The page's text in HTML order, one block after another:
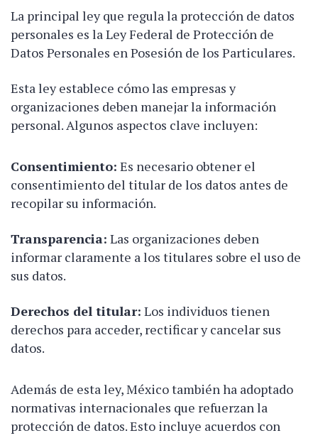
La principal ley que regula la protección de datos
personales es la Ley Federal de Protección de
Datos Personales en Posesión de los Particulares.
Esta ley establece cómo las empresas y
organizaciones deben manejar la información
personal. Algunos aspectos clave incluyen:
Consentimiento: Es necesario obtener el
consentimiento del titular de los datos antes de
recopilar su información.
Transparencia: Las organizaciones deben
informar claramente a los titulares sobre el uso de
sus datos.
Derechos del titular: Los individuos tienen
derechos para acceder, rectificar y cancelar sus
datos.
Además de esta ley, México también ha adoptado
normativas internacionales que refuerzan la
protección de datos. Esto incluye acuerdos con